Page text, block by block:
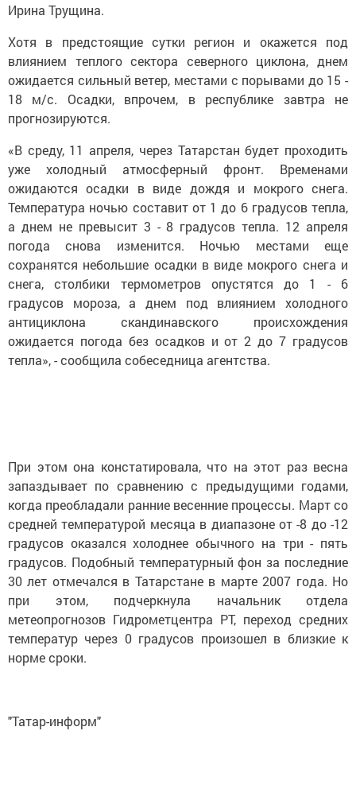
Ирина Трущина.
Хотя в предстоящие сутки регион и окажется под
влиянием теплого сектора северного циклона, днем
ожидается сильный ветер, местами с порывами до 15 -
18 м/с. Осадки, впрочем, в республике завтра не
прогнозируются.
«В среду, 11 апреля, через Татарстан будет проходить
уже холодный атмосферный фронт. Временами
ожидаются осадки в виде дождя и мокрого снега.
Температура ночью составит от 1 до 6 градусов тепла,
а днем не превысит 3 - 8 градусов тепла. 12 апреля
погода снова изменится. Ночью местами еще
сохранятся небольшие осадки в виде мокрого снега и
снега, столбики термометров опустятся до 1 - 6
градусов мороза, а днем под влиянием холодного
антициклона скандинавского происхождения
ожидается погода без осадков и от 2 до 7 градусов
тепла», - сообщила собеседница агентства.
При этом она констатировала, что на этот раз весна
запаздывает по сравнению с предыдущими годами,
когда преобладали ранние весенние процессы. Март со
средней температурой месяца в диапазоне от -8 до -12
градусов оказался холоднее обычного на три - пять
градусов. Подобный температурный фон за последние
30 лет отмечался в Татарстане в марте 2007 года. Но
при этом, подчеркнула начальник отдела
метеопрогнозов Гидрометцентра РТ, переход средних
температур через 0 градусов произошел в близкие к
норме сроки.
"Татар-информ"